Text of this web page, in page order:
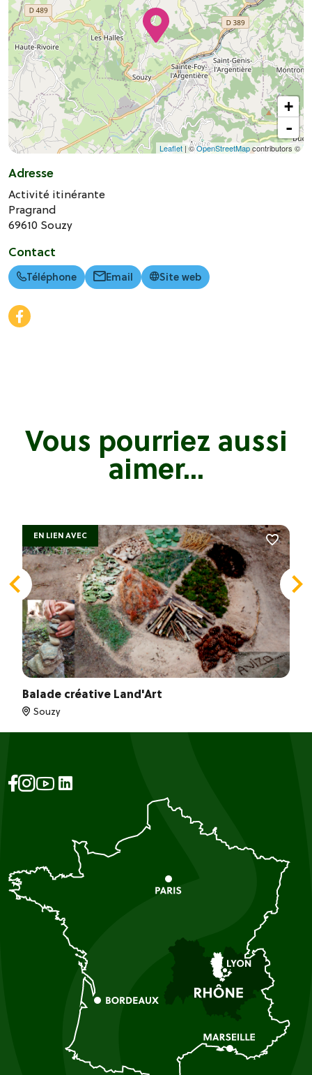
+
-
Leaflet | ©OpenStreetMapcontributors ©
Adresse
Activité itinérante
Pragrand
69610 Souzy
Contact
Téléphone Email Site web
Vous pourriez aussi
aimer...
Balade créative Land'Art
Souzy
EN LIEN AVEC